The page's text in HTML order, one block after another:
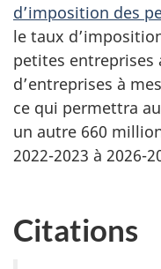
d’imposition des
le taux
petites entreprises
d’entreprises à
ce qui permettra
un autre 660
2022-2023 à 2026-
Citations